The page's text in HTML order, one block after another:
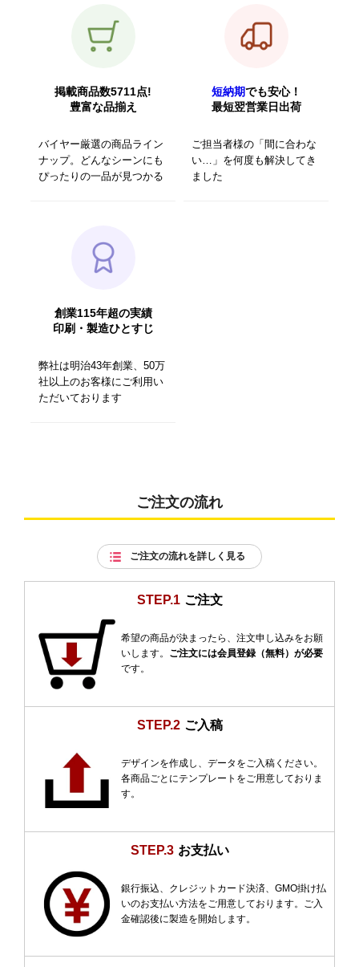
掲載商品数5711点!
豊富な品揃え
バイヤー厳選の商品ライン
ナップ。どんなシーンにも
ぴったりの一品が見つかる
短納期でも安心！
最短翌営業日出荷
ご担当者様の「間に合わな
い…」を何度も解決してき
ました
創業115年超の実績
印刷・製造ひとすじ
弊社は明治43年創業、50万
社以上のお客様にご利用い
ただいております
ご注文の流れ
ご注文の流れを詳しく見る
STEP.1 ご注文
希望の商品が決まったら、注文申し込みをお願
いします。 ご注文には会員登録（無料）が必要
です。
STEP.2 ご入稿
デザインを作成し、データをご入稿ください。
各商品ごとにテンプレートをご用意しておりま
す。
STEP.3 お支払い
銀行振込、クレジットカード決済、GMO掛け払
いのお支払い方法をご用意しております。ご入
金確認後に製造を開始します。